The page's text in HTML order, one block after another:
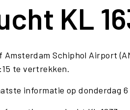
KL
Schiphol Airport
te vertrekken.
informatie op donderdag